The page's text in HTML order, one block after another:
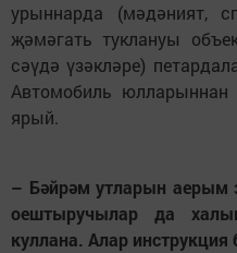
урыннарда (мәдәният,
җәмәгать туклануы
сәүдә үзәкләре)
Автомобиль
ярый.
– Бәйрәм утларын аерым
оештыручылар да
куллана. Алар